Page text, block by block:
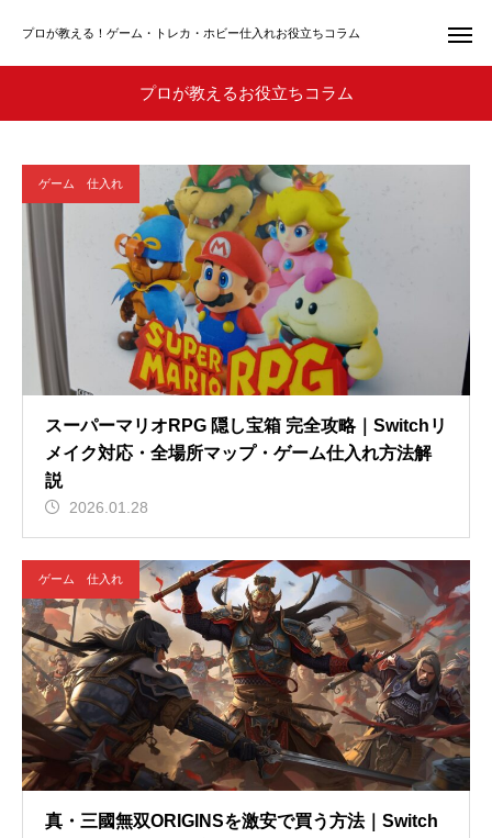
プロが教える！ゲーム・トレカ・ホビー仕入れお役立ちコラム
プロが教えるお役立ちコラム
ゲーム 仕入れ
スーパーマリオRPG 隠し宝箱 完全攻略｜Switchリ
メイク対応・全場所マップ・ゲーム仕入れ方法解
説
2026.01.28
ゲーム 仕入れ
真・三國無双ORIGINSを激安で買う方法｜Switch